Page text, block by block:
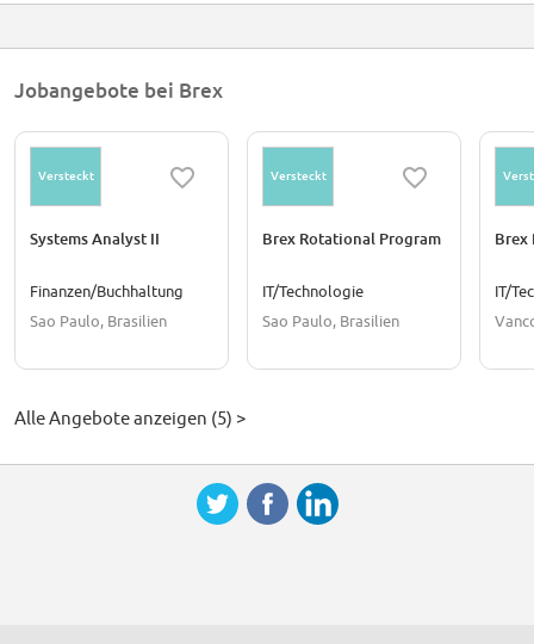
Jobangebote bei Brex
Versteckt
Systems Analyst II
Finanzen/Buchhaltung
Sao Paulo, Brasilien
Versteckt
Brex Rotational Program
IT/Technologie
Sao Paulo, Brasilien
Brex
IT/
Alle Angebote anzeigen (5) >